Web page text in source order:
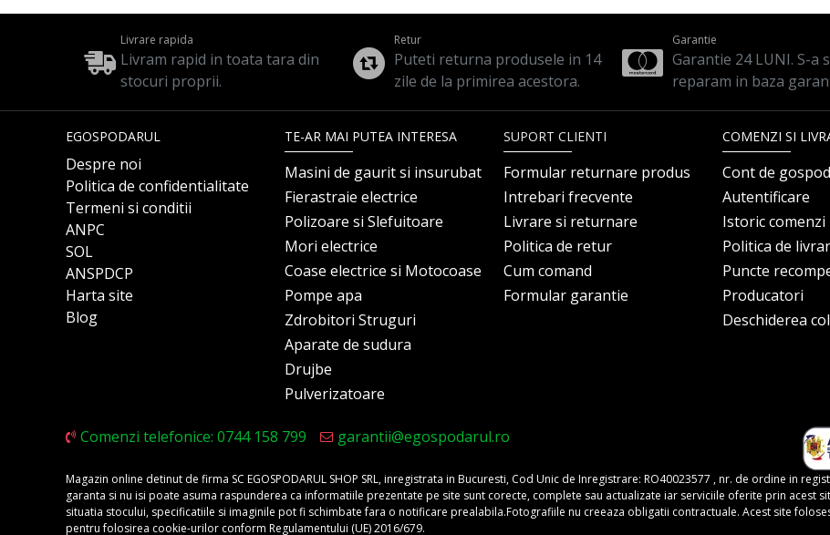
Livrare rapida
Livram rapid in toata tara din
stocuri proprii.
Retur
Puteti returna produsele in 14
zile de la primirea acestora.
Garantie
Garantie 24 LUNI. S-a
reparam in baza
EGOSPODARUL
Despre noi
Politica de confidentialitate
Termeni si conditii
ANPC
SOL
ANSPDCP
Harta site
Blog
TE-AR MAI PUTEA INTERESA
Masini de gaurit si insurubat
Fierastraie electrice
Polizoare si Slefuitoare
Mori electrice
Coase electrice si Motocoase
Pompe apa
Zdrobitori Struguri
Aparate de sudura
Drujbe
Pulverizatoare
SUPORT CLIENTI
Formular returnare produs
Intrebari frecvente
Livrare si returnare
Politica de retur
Cum comand
Formular garantie
COMENZI SI
Cont de
Autentificare
Istoric comenzi
Politica de
Puncte
Producatori
Deschiderea
Comenzi telefonice: 0744 158 799 garantii@egospodarul.ro
Magazin online detinut de firma SC EGOSPODARUL SHOP SRL, inregistrata in Bucuresti, Cod Unic de Inregistrare: RO40023577 , nr. de ordine in
garanta si nu isi poate asuma raspunderea ca informatiile prezentate pe site sunt corecte, complete sau actualizate iar serviciile oferite prin acest
situatia stocului, specificatiile si imaginile pot fi schimbate fara o notificare prealabila.Fotografiile nu creeaza obligatii contractuale. Acest site
pentru folosirea cookie-urilor conform Regulamentului (UE) 2016/679.